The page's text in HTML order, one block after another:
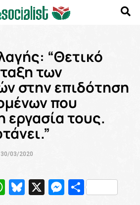
“Θετικό
των
στην επιδότηση
που
εργασία τους.
30/03/2020
WhatsApp
Bluesky
X